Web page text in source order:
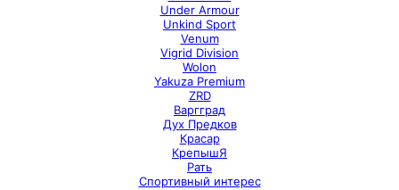
Under Armour
Unkind Sport
Venum
Vigrid Division
Wolon
Yakuza Premium
ZRD
Варгград
Дух Предков
Красар
КрепышЯ
Рать
Спортивный интерес